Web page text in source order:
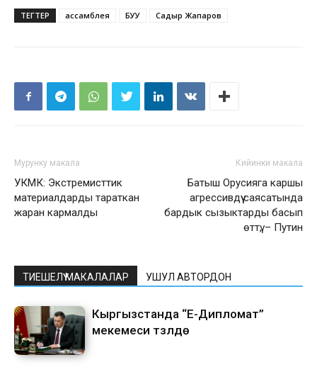
ТЕГТЕР ассамблея БУУ Садыр Жапаров
Мурунку макала
УКМК: Экстремисттик
материалдарды тараткан
жаран кармалды
Кийинки макала
Батыш Орусияга каршы
агрессивдүү саясатында
бардык сызыктарды басып
өттү, – Путин
ТИЕШЕЛҮҮ МАКАЛАЛАР УШУЛ АВТОРДОН
Кыргызстанда “Е-Дипломат”
мекемеси түзүлүүдө